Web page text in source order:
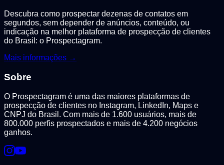
Descubra como prospectar dezenas de contatos em
segundos, sem depender de anúncios, conteúdo, ou
indicação na melhor plataforma de prospecção de clientes
do Brasil: o Prospectagram.
Mais informações →
Sobre
O Prospectagram é uma das maiores plataformas de
prospecção de clientes no Instagram, LinkedIn, Maps e
CNPJ do Brasil. Com mais de 1.600 usuários, mais de
800.000 perfis prospectados e mais de 4.200 negócios
ganhos.